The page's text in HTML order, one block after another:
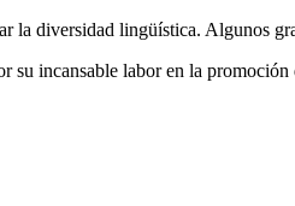
la diversidad lingüística. Algunos
incansable labor en la